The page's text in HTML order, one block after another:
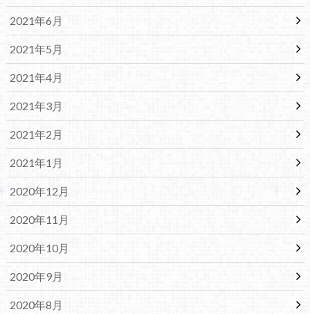
2021年6月
2021年5月
2021年4月
2021年3月
2021年2月
2021年1月
2020年12月
2020年11月
2020年10月
2020年9月
2020年8月